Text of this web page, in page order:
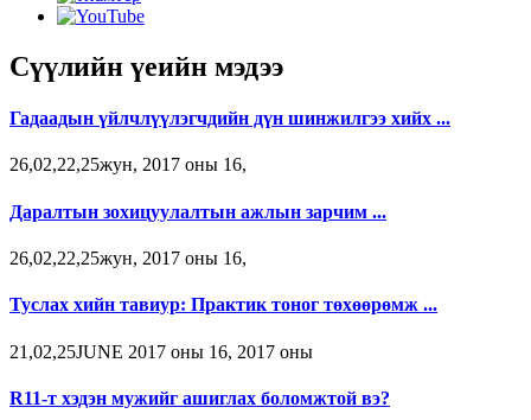
Сүүлийн үеийн мэдээ
Гадаадын үйлчлүүлэгчдийн дүн шинжилгээ хийх ...
26,02,22,25жун, 2017 оны 16,
Даралтын зохицуулалтын ажлын зарчим ...
26,02,22,25жун, 2017 оны 16,
Туслах хийн тавиур: Практик тоног төхөөрөмж ...
21,02,25JUNE 2017 оны 16, 2017 оны
R11-т хэдэн мужийг ашиглах боломжтой вэ?